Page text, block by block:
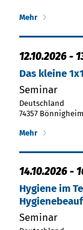
Mehr
12.10.2026 -
Das kleine
Seminar
Deutschland
74357 Bönnigheim
Mehr
14.10.2026 -
Hy­gie­ne im
Seminar